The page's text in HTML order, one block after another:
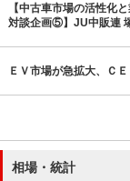
【中古車市場の活性化
対談企画⑤】JU中販連
ＥＶ市場が急拡大、Ｃ
相場・統計